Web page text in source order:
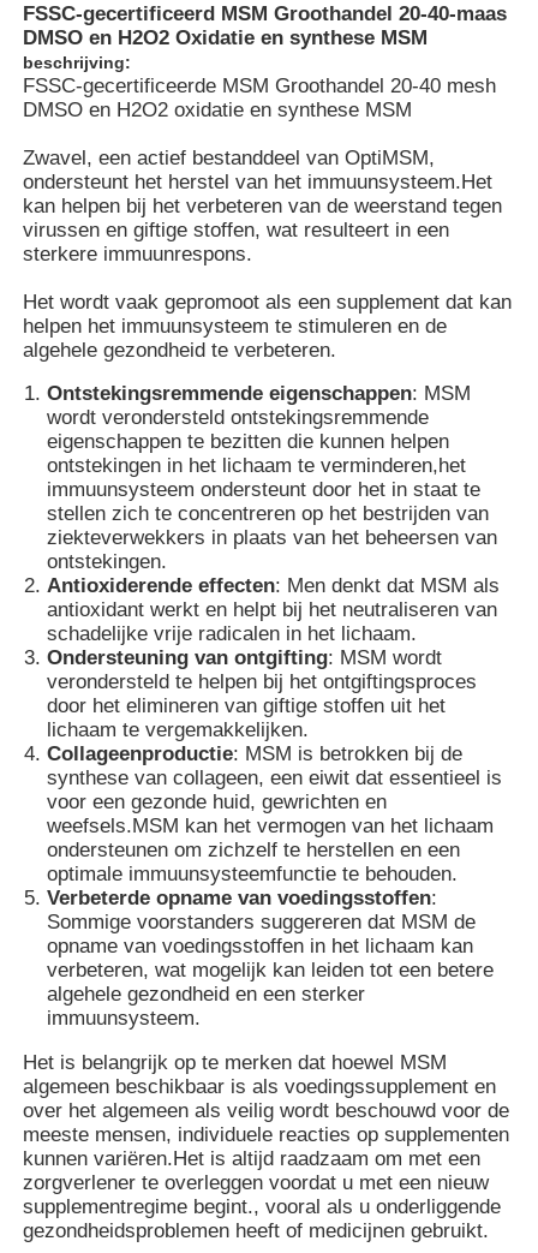
Thuis
Producten
Video's
Over ons
Fabriekstocht
Kwaliteitscontrole
Vraag een offerte
MSM-Poeder
MSM Methylsulfonylmethaan
Dimethyl Sulfon van MSM
MSM Groothandel
Dimethyl Sulfoxide van DMSO
MSM-Supplement
MSM-Glucosaminechondroitin
Het Gezamenlijke Supplement van MSM voor Paarden
MSM-Haarpoeder
De Organische Zwavel van MSM
FSSC-gecertificeerd MSM Groothandel 20-40-maas
DMSO en H2O2 Oxidatie en synthese MSM
beschrijving:
FSSC-gecertificeerde MSM Groothandel 20-40 mesh
DMSO en H2O2 oxidatie en synthese MSM
Zwavel, een actief bestanddeel van OptiMSM,
ondersteunt het herstel van het immuunsysteem.Het
kan helpen bij het verbeteren van de weerstand tegen
virussen en giftige stoffen, wat resulteert in een
sterkere immuunrespons.
Het wordt vaak gepromoot als een supplement dat kan
helpen het immuunsysteem te stimuleren en de
algehele gezondheid te verbeteren.
Ontstekingsremmende eigenschappen: MSM
wordt verondersteld ontstekingsremmende
eigenschappen te bezitten die kunnen helpen
ontstekingen in het lichaam te verminderen,het
immuunsysteem ondersteunt door het in staat te
stellen zich te concentreren op het bestrijden van
ziekteverwekkers in plaats van het beheersen van
ontstekingen.
Antioxiderende effecten: Men denkt dat MSM als
antioxidant werkt en helpt bij het neutraliseren van
schadelijke vrije radicalen in het lichaam.
Ondersteuning van ontgifting: MSM wordt
verondersteld te helpen bij het ontgiftingsproces
door het elimineren van giftige stoffen uit het
lichaam te vergemakkelijken.
Collageenproductie: MSM is betrokken bij de
synthese van collageen, een eiwit dat essentieel is
voor een gezonde huid, gewrichten en
weefsels.MSM kan het vermogen van het lichaam
ondersteunen om zichzelf te herstellen en een
optimale immuunsysteemfunctie te behouden.
Verbeterde opname van voedingsstoffen:
Sommige voorstanders suggereren dat MSM de
opname van voedingsstoffen in het lichaam kan
verbeteren, wat mogelijk kan leiden tot een betere
algehele gezondheid en een sterker
immuunsysteem.
Het is belangrijk op te merken dat hoewel MSM
algemeen beschikbaar is als voedingssupplement en
over het algemeen als veilig wordt beschouwd voor de
meeste mensen, individuele reacties op supplementen
kunnen variëren.Het is altijd raadzaam om met een
zorgverlener te overleggen voordat u met een nieuw
supplementregime begint., vooral als u onderliggende
gezondheidsproblemen heeft of medicijnen gebruikt.